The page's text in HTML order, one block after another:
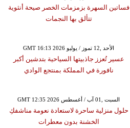
فساتين السهرة بزمزمات الخصر صيحة أنثوية
تتألق بها النجمات
GMT 16:13 2026 الأحد ,12 تموز / يوليو
عسير تُعزز جاذبيتها السياحية بتدشين أكبر
نافورة في المملكة بمنتجع الوادي
GMT 12:35 2026 السبت ,01 آب / أغسطس
حلول منزلية ساحرة لاستعادة نعومة مناشفكِ
الخشنة بدون معطرات